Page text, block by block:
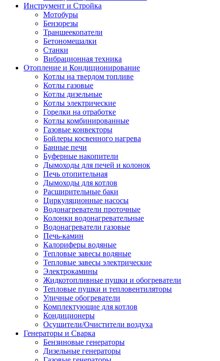
Инструмент и Стройка
Мотобуры
Бензорезы
Траншеекопатели
Бетономешалки
Станки
Вибрационная техника
Отопление и Кондиционирование
Котлы на твердом топливе
Котлы газовые
Котлы дизельные
Котлы электрические
Горелки на отработке
Котлы комбинированные
Газовые конвекторы
Бойлеры косвенного нагрева
Банные печи
Буферные накопители
Дымоходы для печей и колонок
Печь отопительная
Дымоходы для котлов
Расширительные баки
Циркуляционные насосы
Водонагреватели проточные
Колонки водонагревательные
Водонагреватели газовые
Печь-камин
Калориферы водяные
Тепловые завесы водяные
Тепловые завесы электрические
Электрокамины
Жидкотопливные пушки и обогреватели
Тепловые пушки и тепловентиляторы
Уличные обогреватели
Комплектующие для котлов
Кондиционеры
Осушители/Очистители воздуха
Генераторы и Сварка
Бензиновые генераторы
Дизельные генераторы